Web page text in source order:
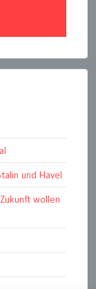
und Havel
wollen